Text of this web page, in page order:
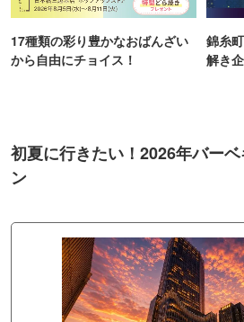
17種類の彩り豊かなおばんざい
から自由にチョイス！
錦糸
解き
初夏に行きたい！2026年バー
ン